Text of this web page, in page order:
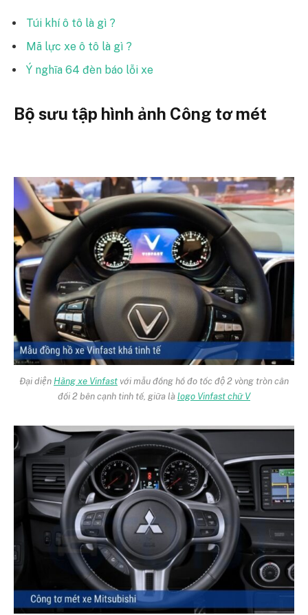
Túi khí ô tô là gì ?
Mã lực xe ô tô là gì ?
Ý nghĩa 64 đèn báo lỗi xe
Bộ sưu tập hình ảnh Công tơ mét
Đại diện Hãng xe Vinfast với mẫu đồng hồ đo tốc độ 2 vòng tròn cân
đối 2 bên cạnh tinh tế, giữa làlogo Vinfast chữ V